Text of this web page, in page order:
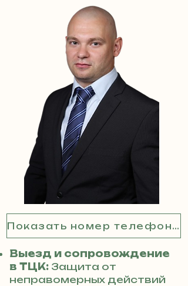
Показать номер телефона
Выезд и сопровождение
в ТЦК: Защита от
неправомерных действий